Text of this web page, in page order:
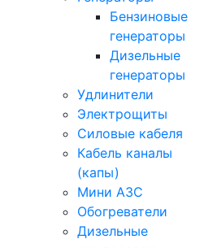
Бензиновые
генераторы
Дизельные
генераторы
Удлинители
Электрощиты
Силовые кабеля
Кабель каналы
(капы)
Мини АЗС
Обогреватели
Дизельные